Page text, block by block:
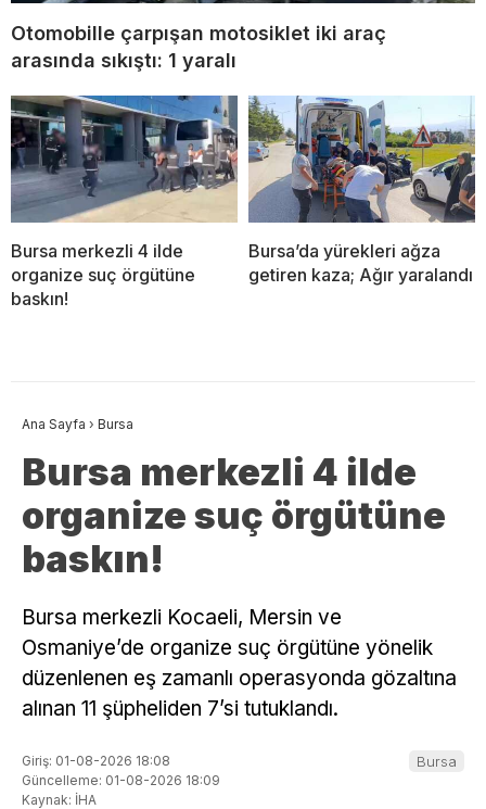
Otomobille çarpışan motosiklet iki araç
arasında sıkıştı: 1 yaralı
Bursa merkezli 4 ilde
organize suç örgütüne
baskın!
Bursa’da yürekleri ağza
getiren kaza; Ağır yaralandı
Ana Sayfa › Bursa
Bursa merkezli 4 ilde
organize suç örgütüne
baskın!
Bursa merkezli Kocaeli, Mersin ve
Osmaniye’de organize suç örgütüne yönelik
düzenlenen eş zamanlı operasyonda gözaltına
alınan 11 şüpheliden 7’si tutuklandı.
Giriş: 01-08-2026 18:08
Güncelleme: 01-08-2026 18:09
Kaynak: İHA
Bursa